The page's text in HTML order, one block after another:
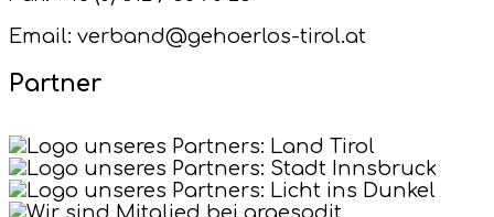
Email: verband@gehoerlos-tirol.at
Partner